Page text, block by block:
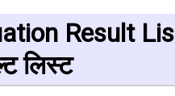
Result
लिस्ट